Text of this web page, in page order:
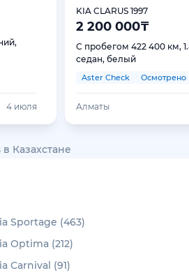
4 июля
KIA CLARUS 1997
2 200 000₸
С пробегом 422 400 км,
седан, белый
Aster Check Осмотрено
Алматы
в Казахстане
Sportage (463)
Optima (212)
Carnival (91)